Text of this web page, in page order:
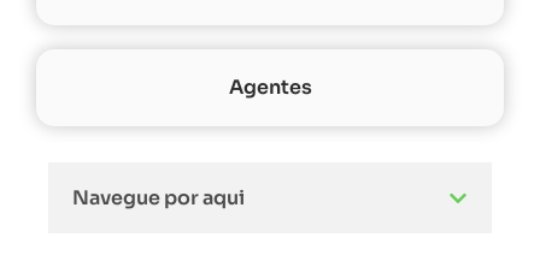
Agentes
Navegue por aqui